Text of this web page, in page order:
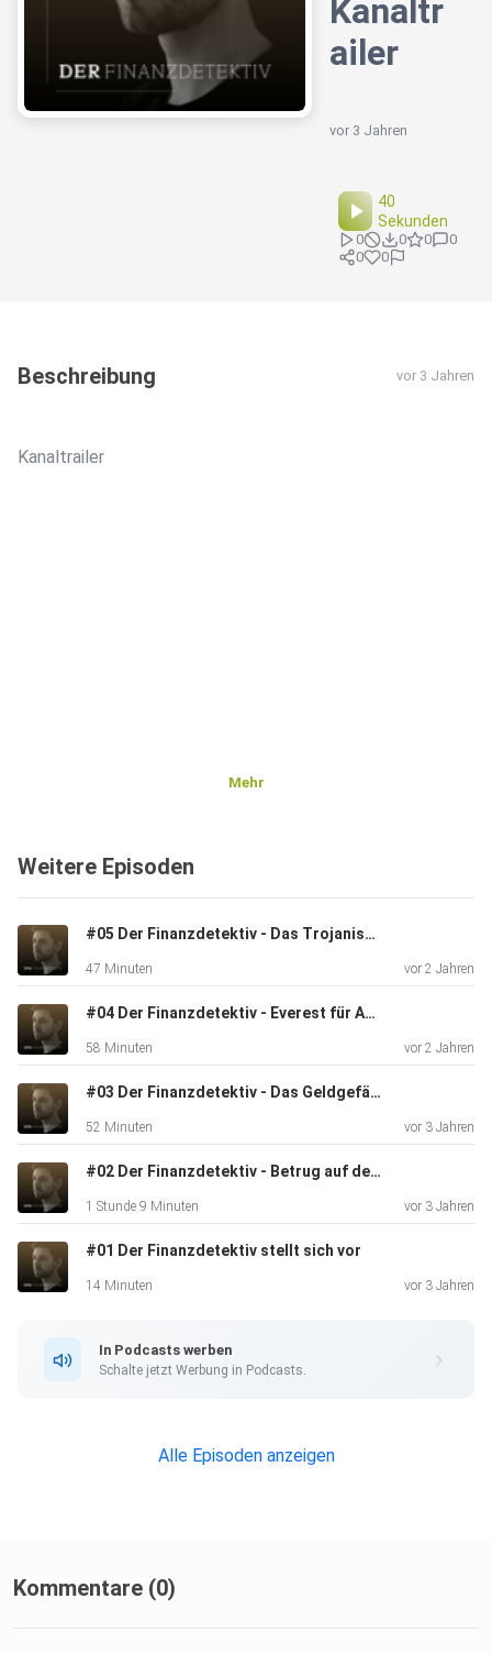
Kanaltr
ailer
vor 3 Jahren
40
Sekunden
0 0 0
0
0
0
Beschreibung vor 3 Jahren
Kanaltrailer
Mehr
Weitere Episoden
#05 Der Finanzdetektiv - Das Trojanische Pferd
47 Minuten vor 2 Jahren
#04 Der Finanzdetektiv - Everest für Anfänger
58 Minuten vor 2 Jahren
#03 Der Finanzdetektiv - Das Geldgefängnis
52 Minuten vor 3 Jahren
#02 Der Finanzdetektiv - Betrug auf dem Golfplatz
1 Stunde 9 Minuten vor 3 Jahren
#01 Der Finanzdetektiv stellt sich vor
14 Minuten vor 3 Jahren
In Podcasts werben
Schalte jetzt Werbung in Podcasts.
Alle Episoden anzeigen
Kommentare (0)